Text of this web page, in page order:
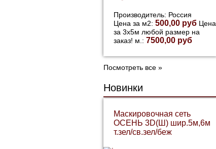
Производитель: Россия
Цена за м2: 500,00 руб Цена
за 3х5м любой размер на
заказ! м.: 7500,00 руб
Посмотреть все »
Новинки
Маскировочная сеть
ОСЕНЬ 3D(Ш) шир.5м,6м
т.зел/св.зел/беж